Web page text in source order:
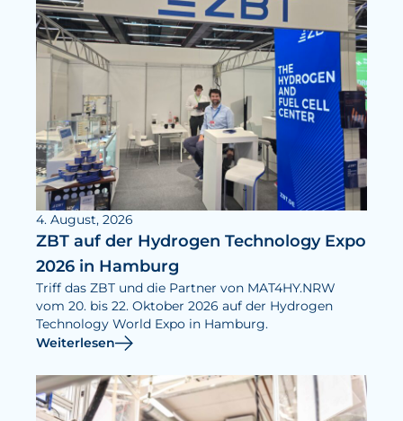
4. August, 2026
ZBT auf der Hydrogen Technology Expo
2026 in Hamburg
Triff das ZBT und die Partner von MAT4HY.NRW
vom 20. bis 22. Oktober 2026 auf der Hydrogen
Technology World Expo in Hamburg.
Weiterlesen